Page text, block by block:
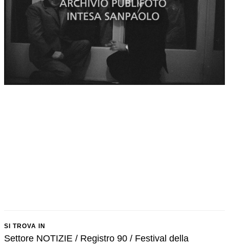
SI TROVA IN
Settore NOTIZIE / Registro 90 / Festival della